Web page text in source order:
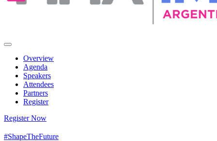
Overview
Agenda
Speakers
Attendees
Partners
Register
Register Now
#ShapeTheFuture